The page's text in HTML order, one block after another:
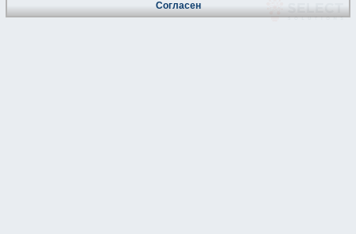
Согласен